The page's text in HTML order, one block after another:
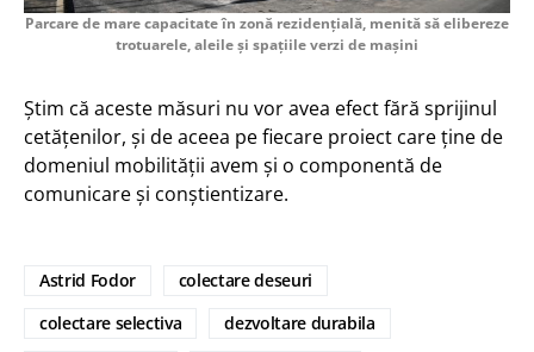
Parcare de mare capacitate în zonă rezidențială, menită să elibereze
trotuarele, aleile și spațiile verzi de mașini
Știm că aceste măsuri nu vor avea efect fără sprijinul
cetățenilor, și de aceea pe fiecare proiect care ține de
domeniul mobilității avem și o componentă de
comunicare și conștientizare.
Astrid Fodor
colectare deseuri
colectare selectiva
dezvoltare durabila